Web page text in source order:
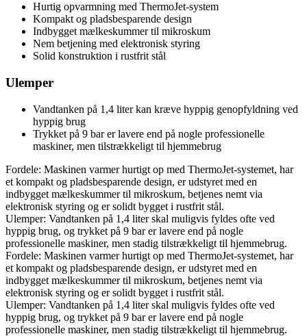
Hurtig opvarmning med ThermoJet-system
Kompakt og pladsbesparende design
Indbygget mælkeskummer til mikroskum
Nem betjening med elektronisk styring
Solid konstruktion i rustfrit stål
Ulemper
Vandtanken på 1,4 liter kan kræve hyppig genopfyldning ved
hyppig brug
Trykket på 9 bar er lavere end på nogle professionelle
maskiner, men tilstrækkeligt til hjemmebrug
Fordele: Maskinen varmer hurtigt op med ThermoJet-systemet, har
et kompakt og pladsbesparende design, er udstyret med en
indbygget mælkeskummer til mikroskum, betjenes nemt via
elektronisk styring og er solidt bygget i rustfrit stål.
Ulemper: Vandtanken på 1,4 liter skal muligvis fyldes ofte ved
hyppig brug, og trykket på 9 bar er lavere end på nogle
professionelle maskiner, men stadig tilstrækkeligt til hjemmebrug.
Fordele: Maskinen varmer hurtigt op med ThermoJet-systemet, har
et kompakt og pladsbesparende design, er udstyret med en
indbygget mælkeskummer til mikroskum, betjenes nemt via
elektronisk styring og er solidt bygget i rustfrit stål.
Ulemper: Vandtanken på 1,4 liter skal muligvis fyldes ofte ved
hyppig brug, og trykket på 9 bar er lavere end på nogle
professionelle maskiner, men stadig tilstrækkeligt til hjemmebrug.